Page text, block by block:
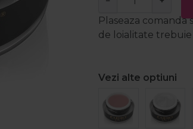
Plaseaza comanda
de loialitate
Vezi alte optiuni